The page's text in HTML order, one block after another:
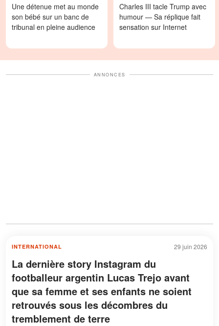
Une détenue met au monde
son bébé sur un banc de
tribunal en pleine audience
Charles III tacle Trump avec
humour — Sa réplique fait
sensation sur Internet
ANNONCES
29 juin 2026
INTERNATIONAL
La dernière story Instagram du
footballeur argentin Lucas Trejo avant
que sa femme et ses enfants ne soient
retrouvés sous les décombres du
tremblement de terre